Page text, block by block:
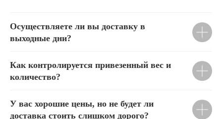
Осуществляете ли вы доставку в
выходные дни?
Как контролируется привезенный вес и
количество?
У вас хорошие цены, но не будет ли
доставка стоить слишком дорого?